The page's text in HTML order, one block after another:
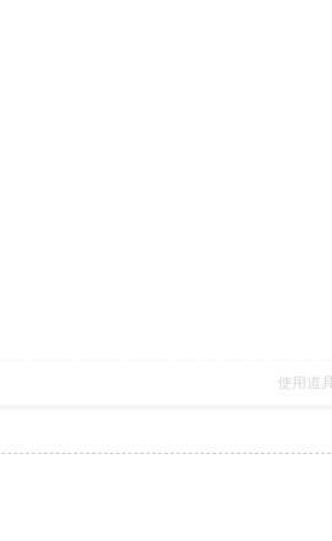
使用道具